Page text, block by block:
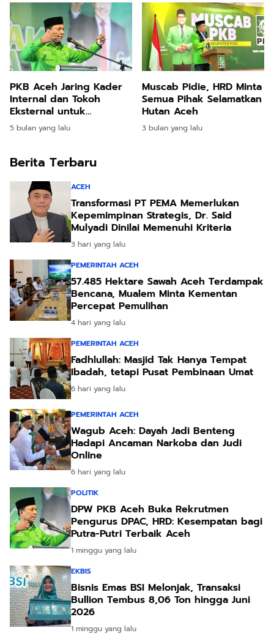
PKB Aceh Jaring Kader
Internal dan Tokoh
Eksternal untuk
Pimpinan DPC
5 bulan yang lalu
Muscab Pidie, HRD Minta
Semua Pihak Selamatkan
Hutan Aceh
3 bulan yang lalu
Berita Terbaru
ACEH
Transformasi PT PEMA Memerlukan
Kepemimpinan Strategis, Dr. Said
Mulyadi Dinilai Memenuhi Kriteria
3 hari yang lalu
PEMERINTAH ACEH
57.485 Hektare Sawah Aceh Terdampak
Bencana, Mualem Minta Kementan
Percepat Pemulihan
4 hari yang lalu
PEMERINTAH ACEH
Fadhlullah: Masjid Tak Hanya Tempat
Ibadah, tetapi Pusat Pembinaan Umat
6 hari yang lalu
PEMERINTAH ACEH
Wagub Aceh: Dayah Jadi Benteng
Hadapi Ancaman Narkoba dan Judi
Online
6 hari yang lalu
POLITIK
DPW PKB Aceh Buka Rekrutmen
Pengurus DPAC, HRD: Kesempatan bagi
Putra-Putri Terbaik Aceh
1 minggu yang lalu
EKBIS
Bisnis Emas BSI Melonjak, Transaksi
Bullion Tembus 8,06 Ton hingga Juni
2026
1 minggu yang lalu